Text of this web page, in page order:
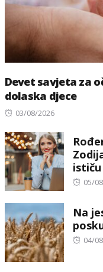
Devet savjeta za
dolaska djece
Posted
03/08/2026
05/
Na
04/